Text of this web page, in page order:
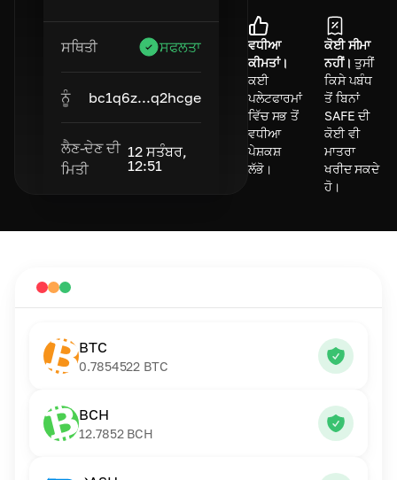
ਸਥਿਤੀ ਸਫਲਤਾ
ਨੂੰ bc1q6z...q2hcge
ਲੈਣ-ਦੇਣ ਦੀ
ਮਿਤੀ
12 ਸਤੰਬਰ,
12:51
ਵਧੀਆ
ਕੀਮਤਾਂ।
ਕਈ
ਪਲੇਟਫਾਰਮਾਂ
ਵਿੱਚ ਸਭ ਤੋਂ
ਵਧੀਆ
ਪੇਸ਼ਕਸ਼
ਲੱਭੋ।
ਕੋਈ ਸੀਮਾ
ਨਹੀਂ। ਤੁਸੀਂ
ਕਿਸੇ ਪਬੰਧ
ਤੋਂ ਬਿਨਾਂ
SAFE ਦੀ
ਕੋਈ ਵੀ
ਮਾਤਰਾ
ਖਰੀਦ ਸਕਦੇ
ਹੋ।
BTC
0.7854522 BTC
BCH
12.7852 BCH